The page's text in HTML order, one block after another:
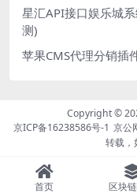
星汇API接口娱乐城
测)
苹果CMS代理分销插
Copyright ©
京ICP备16238586号-1 京公
转载，
首页 区块